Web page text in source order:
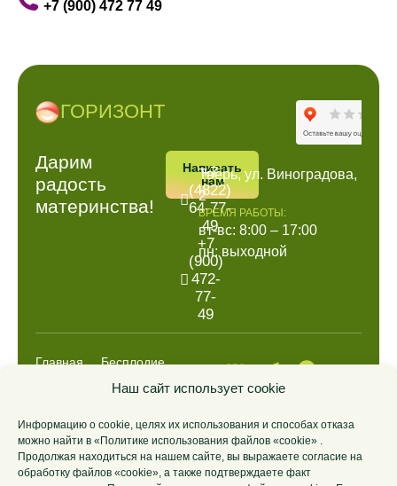
Наш сайт использует cookie
Информацию о cookie, целях их использования и способах отказа
можно найти в «Политике использования файлов «cookie» .
Продолжая находиться на нашем сайте, вы выражаете согласие на
обработку файлов «cookie», а также подтверждаете факт
+7 (900) 472 77 49
ГОРИЗОНТ
Дарим
радость
материнства!
Написать
нам
+7
(4822)
64-77-
49
+7
(900)
472-
77-
49
Тверь, ул. Виноградова,
2
ВРЕМЯ РАБОТЫ:
вт-вс: 8:00 – 17:00
пн: выходной
Главная
Бесплодие
Анализы
Цены
О центре
Контакты